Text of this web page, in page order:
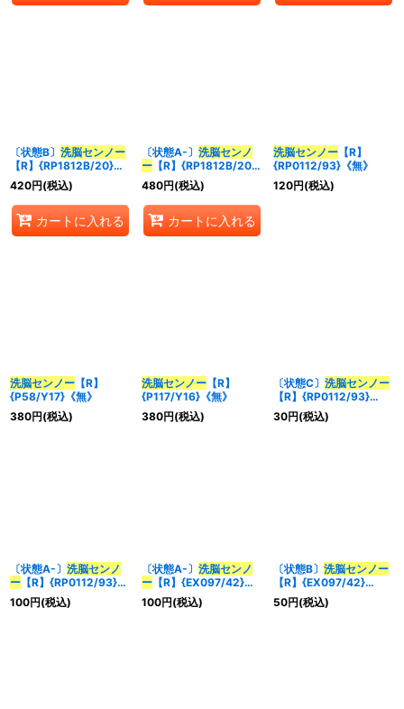
〔状態B〕 洗脳センノー
【R】{RP1812B/20}
《無》
420円(税込)
カートに入れる
〔状態A-〕 洗脳センノ
ー【R】{RP1812B/20}
《無》
480円(税込)
カートに入れる
洗脳センノー【R】
{RP0112/93}《無》
120円(税込)
洗脳センノー 【R】
{P58/Y17}《無》
380円(税込)
洗脳センノー【R】
{P117/Y16}《無》
380円(税込)
〔状態C〕 洗脳センノー
【R】{RP0112/93}
《無》
30円(税込)
〔状態A-〕 洗脳センノ
ー 【R】{RP0112/93}
《無》
100円(税込)
〔状態A-〕 洗脳センノ
ー【R】{EX097/42}
《無》
100円(税込)
〔状態B〕 洗脳センノー
【R】{EX097/42}
《無》
50円(税込)